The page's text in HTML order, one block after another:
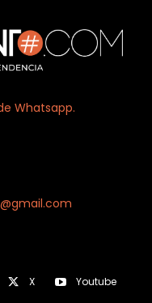
Whatsapp.
X Youtube